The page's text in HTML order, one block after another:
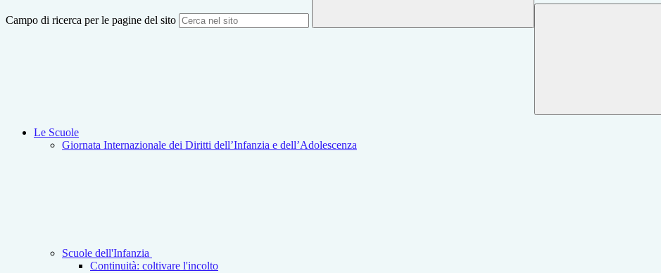
Campo di ricerca per le pagine del sito
Le Scuole
Giornata Internazionale dei Diritti dell’Infanzia e dell’Adolescenza
Scuole dell'Infanzia
Continuità: coltivare l'incolto